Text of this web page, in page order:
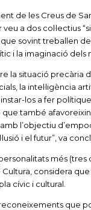
de les Creus de
a dos col·lectius
sovint treballen
i la imaginació dels
la situació precària
la intel·ligència
los a fer
també
l’objectiu
i el futur”, va
més (tres
considera
cívic i cultural.
que